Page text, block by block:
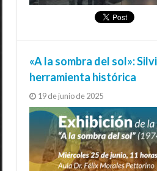
«A la sombra del sol»:
herramienta histórica
19 de junio de 2025